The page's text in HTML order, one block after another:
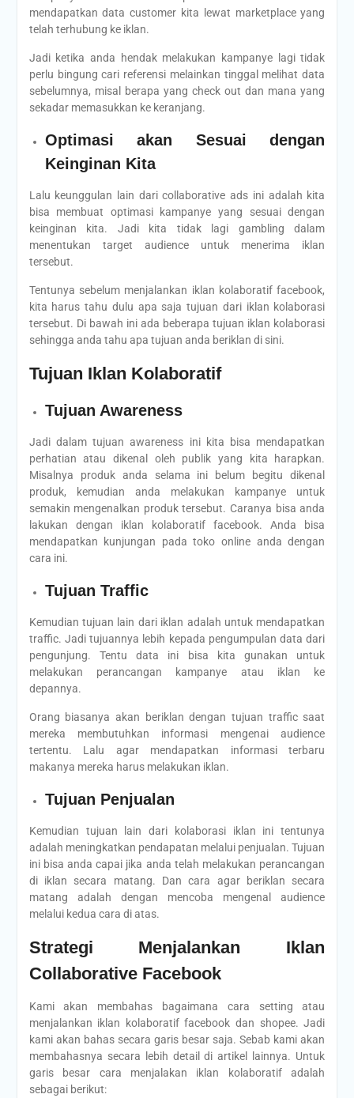
mendapatkan data customer kita lewat marketplace yang
telah terhubung ke iklan.
Jadi ketika anda hendak melakukan kampanye lagi tidak
perlu bingung cari referensi melainkan tinggal melihat data
sebelumnya, misal berapa yang check out dan mana yang
sekadar memasukkan ke keranjang.
Optimasi akan Sesuai dengan
Keinginan Kita
Lalu keunggulan lain dari collaborative ads ini adalah kita
bisa membuat optimasi kampanye yang sesuai dengan
keinginan kita. Jadi kita tidak lagi gambling dalam
menentukan target audience untuk menerima iklan
tersebut.
Tentunya sebelum menjalankan iklan kolaboratif facebook,
kita harus tahu dulu apa saja tujuan dari iklan kolaborasi
tersebut. Di bawah ini ada beberapa tujuan iklan kolaborasi
sehingga anda tahu apa tujuan anda beriklan di sini.
Tujuan Iklan Kolaboratif
Tujuan Awareness
Jadi dalam tujuan awareness ini kita bisa mendapatkan
perhatian atau dikenal oleh publik yang kita harapkan.
Misalnya produk anda selama ini belum begitu dikenal
produk, kemudian anda melakukan kampanye untuk
semakin mengenalkan produk tersebut. Caranya bisa anda
lakukan dengan iklan kolaboratif facebook. Anda bisa
mendapatkan kunjungan pada toko online anda dengan
cara ini.
Tujuan Traffic
Kemudian tujuan lain dari iklan adalah untuk mendapatkan
traffic. Jadi tujuannya lebih kepada pengumpulan data dari
pengunjung. Tentu data ini bisa kita gunakan untuk
melakukan perancangan kampanye atau iklan ke
depannya.
Orang biasanya akan beriklan dengan tujuan traffic saat
mereka membutuhkan informasi mengenai audience
tertentu. Lalu agar mendapatkan informasi terbaru
makanya mereka harus melakukan iklan.
Tujuan Penjualan
Kemudian tujuan lain dari kolaborasi iklan ini tentunya
adalah meningkatkan pendapatan melalui penjualan. Tujuan
ini bisa anda capai jika anda telah melakukan perancangan
di iklan secara matang. Dan cara agar beriklan secara
matang adalah dengan mencoba mengenal audience
melalui kedua cara di atas.
Strategi Menjalankan Iklan
Collaborative Facebook
Kami akan membahas bagaimana cara setting atau
menjalankan iklan kolaboratif facebook dan shopee. Jadi
kami akan bahas secara garis besar saja. Sebab kami akan
membahasnya secara lebih detail di artikel lainnya. Untuk
garis besar cara menjalakan iklan kolaboratif adalah
sebagai berikut: